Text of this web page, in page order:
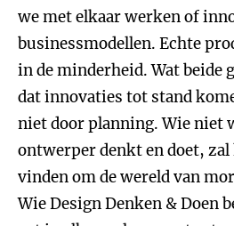
we met elkaar werken of
businessmodellen. Echte
in de minderheid. Wat beide
dat innovaties tot stand
niet door planning. Wie niet
ontwerper denkt en doet,
vinden om de wereld van
Wie Design Denken & Doen